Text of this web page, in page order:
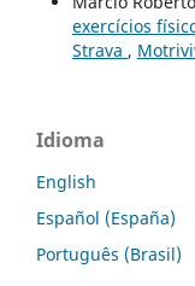
exercícios
Strava ,
Idioma
English
Español (España)
Português (Brasil)